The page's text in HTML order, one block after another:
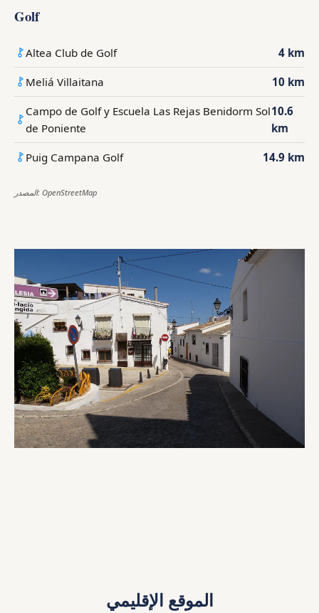
Golf
Altea Club de Golf 4 km
Meliá Villaitana 10 km
Campo de Golf y Escuela Las Rejas Benidorm Sol
de Poniente
10.6
km
Puig Campana Golf 14.9 km
المصدر: OpenStreetMap
الموقع الإقليمي